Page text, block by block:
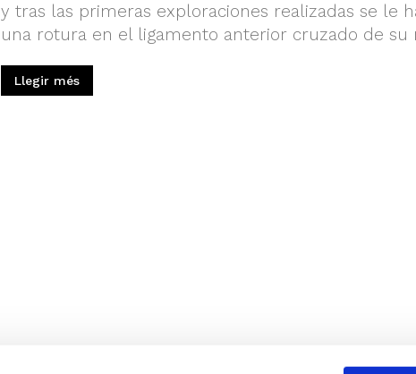
y tras las primeras exploraciones realizadas se le
una rotura en el ligamento anterior cruzado de su
Llegir més